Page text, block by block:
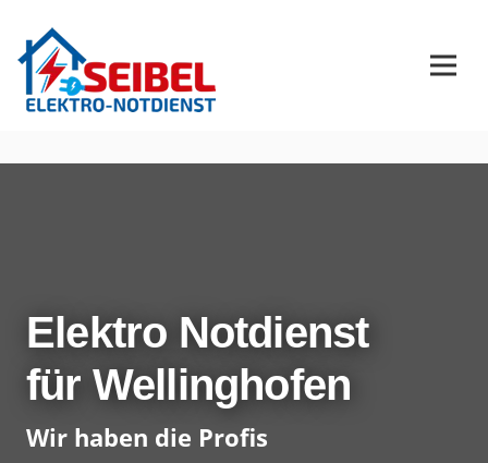
Elektro Notdienst
für Wellinghofen
Wir haben die Profis